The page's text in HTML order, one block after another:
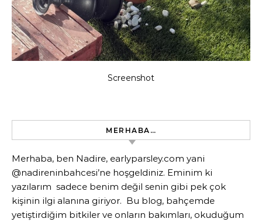
Screenshot
MERHABA…
Merhaba, ben Nadire, earlyparsley.com yani
@nadireninbahcesi’ne hoşgeldiniz. Eminim ki
yazılarım sadece benim değil senin gibi pek çok
kişinin ilgi alanına giriyor. Bu blog, bahçemde
yetiştirdiğim bitkiler ve onların bakımları, okuduğum